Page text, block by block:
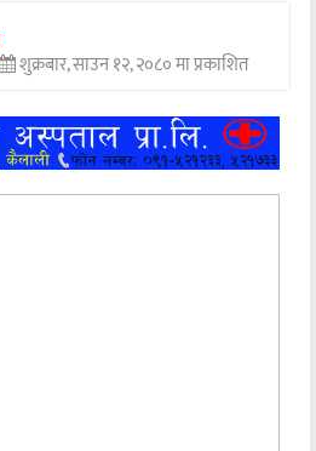
शुक्रबार, साउन १२, २०८० मा प्रकाशित